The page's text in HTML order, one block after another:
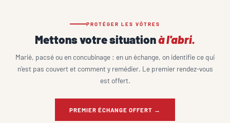
PROTÉGER LES VÔTRES
Mettons votre situationà l'abri.
Marié, pacsé ou en concubinage : en un échange, on identifie ce qui
n'est pas couvert et comment y remédier. Le premier rendez-vous
est offert.
PREMIER ÉCHANGE OFFERT →